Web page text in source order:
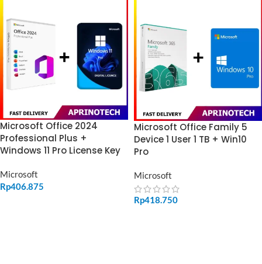
Microsoft Office 2024
Professional Plus +
Windows 11 Pro License Key
Microsoft
Rp406.875
Microsoft Office Family 5
Device 1 User 1 TB + Win10
Pro
Microsoft
Rp418.750